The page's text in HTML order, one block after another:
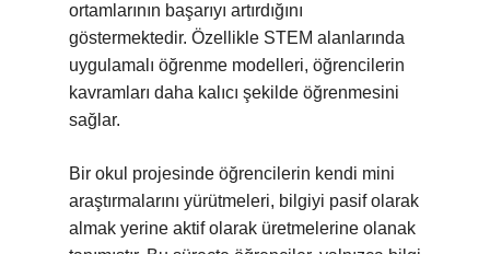
ortamlarının başarıyı artırdığını
göstermektedir. Özellikle STEM alanlarında
uygulamalı öğrenme modelleri, öğrencilerin
kavramları daha kalıcı şekilde öğrenmesini
sağlar.
Bir okul projesinde öğrencilerin kendi mini
araştırmalarını yürütmeleri, bilgiyi pasif olarak
almak yerine aktif olarak üretmelerine olanak